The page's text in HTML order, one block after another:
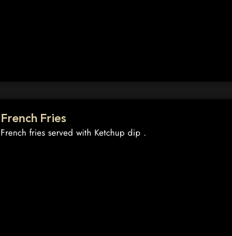
French Fries
French fries served with Ketchup dip .